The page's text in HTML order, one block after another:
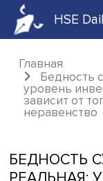
HSE
Главная
уровень
зависит от